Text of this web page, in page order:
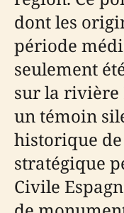
dont les
période
seulement
sur la rivière
un témoin
historique de
stratégique
Civile